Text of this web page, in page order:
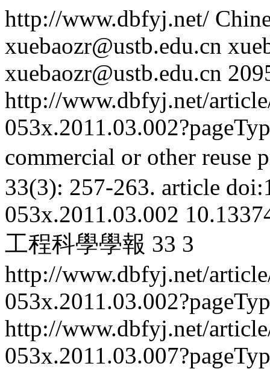
http://www.dbfyj.net/
xuebaozr@ustb.edu.cn
xuebaozr@ustb.edu.cn
http://www.dbfyj.net/
commercial or other reuse
33(3): 257-263. article
053x.2011.03.002
工程科學學報 33 3
http://www.dbfyj.net/
http://www.dbfyj.net/